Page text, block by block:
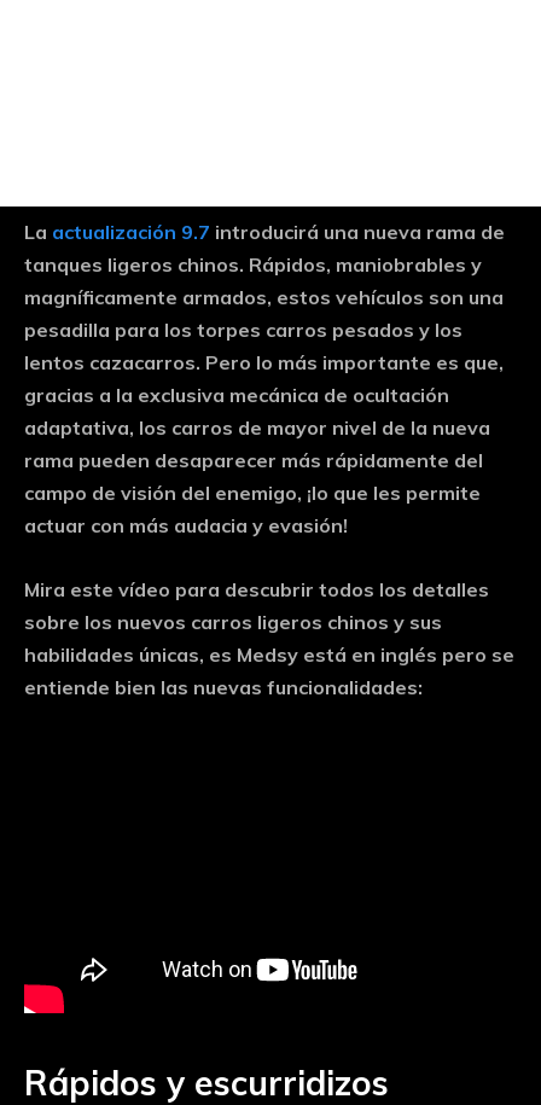
La actualización 9.7 introducirá una nueva rama de
tanques ligeros chinos. Rápidos, maniobrables y
magníficamente armados, estos vehículos son una
pesadilla para los torpes carros pesados y los
lentos cazacarros. Pero lo más importante es que,
gracias a la exclusiva mecánica de ocultación
adaptativa, los carros de mayor nivel de la nueva
rama pueden desaparecer más rápidamente del
campo de visión del enemigo, ¡lo que les permite
actuar con más audacia y evasión!
Mira este vídeo para descubrir todos los detalles
sobre los nuevos carros ligeros chinos y sus
habilidades únicas, es Medsy está en inglés pero se
entiende bien las nuevas funcionalidades:
Rápidos y escurridizos